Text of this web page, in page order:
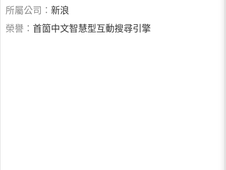
所屬公司： 新浪
榮譽： 首箇中文智慧型互動搜尋引擎